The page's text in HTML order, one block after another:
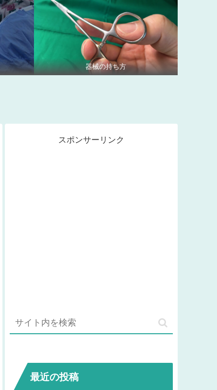
器械の持ち方
スポンサーリンク
最近の投稿